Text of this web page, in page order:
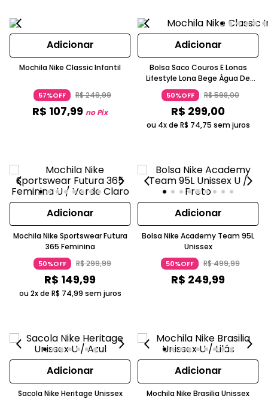
Adicionar
Mochila Nike Classic Infantil
57%OFF R$249,99
R$ 107,99 no Pix
Adicionar
Bolsa Saco Couros E Lonas
Lifestyle Lona Bege Água De
Coco
50%OFF R$598,00
R$ 299,00
ou 4x de R$ 74,75 sem juros
Adicionar
Mochila Nike Sportswear Futura
365 Feminina
50%OFF R$299,99
R$ 149,99
ou 2x de R$ 74,99 sem juros
Adicionar
Bolsa Nike Academy Team 95L
Unissex
50%OFF R$499,99
R$ 249,99
Adicionar
Sacola Nike Heritage Unissex
Adicionar
Mochila Nike Brasilia Unissex